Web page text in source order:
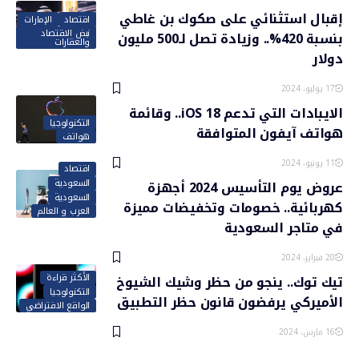
اقتصاد
الإمارات
نبض الاقتصاد
والعقارات
إقبال استثنائي على صكوك بن غاطي
بنسبة 420%.. وزيادة تصل لـ500 مليون
دولار
17 يوليو، 2024
التكنولوجيا
هواتف
الايبادات التي تدعم iOS 18.. وقائمة
هواتف آيفون المتوافقة
11 يونيو، 2024
اقتصاد
السعودية
السعودية
العرب و العالم
عروض يوم التأسيس 2024 أجهزة
كهربائية.. خصومات وتخفيضات مميزة
في متاجر السعودية
20 فبراير، 2024
الأكثر قراءة
التكنولوجيا
الواقع الافتراضي
تيك توك.. ينجو من حظر وشيك الشيوخ
الأميركي يرفضون قانون حظر التطبيق
16 مارس، 2024